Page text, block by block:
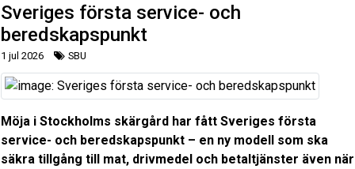
Sveriges första service- och
beredskapspunkt
1 jul 2026 SBU
Möja i Stockholms skärgård har fått Sveriges första
service- och beredskapspunkt – en ny modell som ska
säkra tillgång till mat, drivmedel och betaltjänster även när